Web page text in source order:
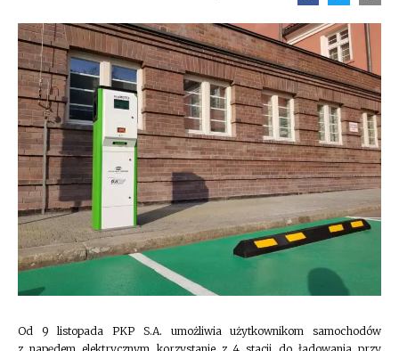
Od 9 listopada PKP S.A. umożliwia użytkownikom samochodów